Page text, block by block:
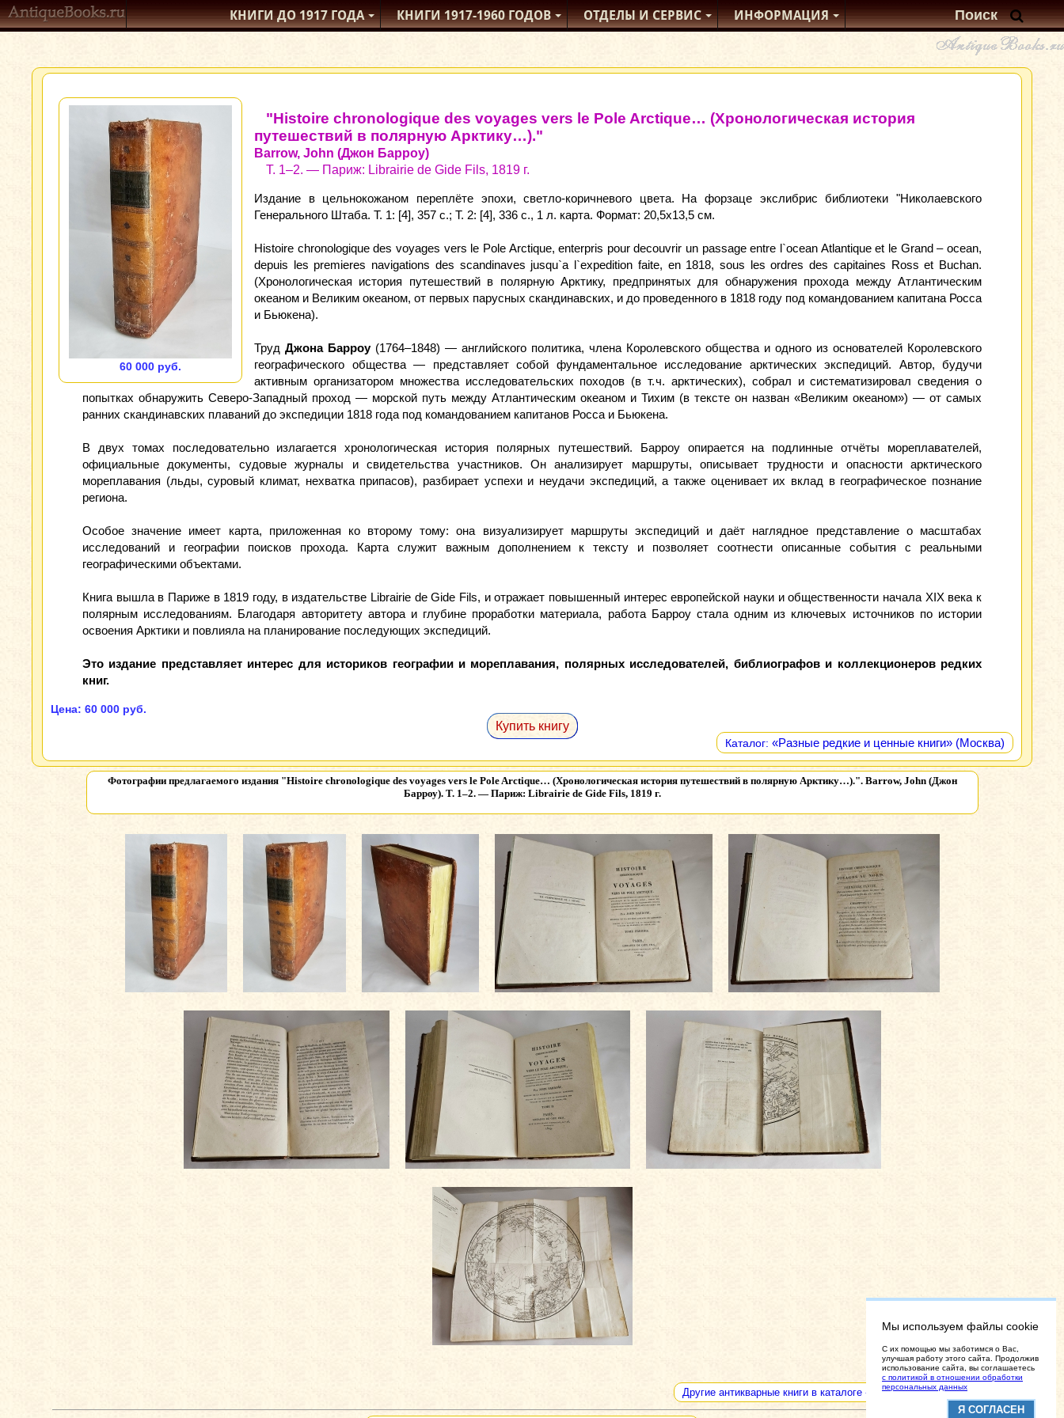
КНИГИ ДО 1917ГОДА КНИГИ1917-1960ГОДОВ ОТДЕЛЫИ СЕРВИС ИНФОРМАЦИЯ
60 000 руб.
"Histoire chronologique des voyages vers le Pole Arctique… (Хронологическая история
путешествий в полярную Арктику…)."
Barrow, John (Джон Барроу)
Т. 1–2. — Париж: Librairie de Gide Fils, 1819 г.
Издание в цельнокожаном переплёте эпохи, светло‑коричневого цвета. На форзаце экслибрис библиотеки "Николаевского
Генерального Штаба. Т. 1: [4], 357 с.; Т. 2: [4], 336 с., 1 л. карта. Формат: 20,5x13,5 см.
Histoire chronologique des voyages vers le Pole Arctique, enterpris pour decouvrir un passage entre l`ocean Atlantique et le Grand – ocean,
depuis les premieres navigations des scandinaves jusqu`a l`expedition faite, en 1818, sous les ordres des capitaines Ross et Buchan.
(Хронологическая история путешествий в полярную Арктику, предпринятых для обнаружения прохода между Атлантическим
океаном и Великим океаном, от первых парусных скандинавских, и до проведенного в 1818 году под командованием капитана Росса
и Бьюкена).
Труд Джона Барроу(1764–1848) — английского политика, члена Королевского общества и одного из основателей Королевского
географического общества — представляет собой фундаментальное исследование арктических экспедиций. Автор, будучи
активным организатором множества исследовательских походов (в т. ч. арктических), собрал и систематизировал сведения о
попытках обнаружить Северо‑Западный проход — морской путь между Атлантическим океаном и Тихим (в тексте он назван «Великим океаном») — от самых
ранних скандинавских плаваний до экспедиции 1818 года под командованием капитанов Росса и Бьюкена.
В двух томах последовательно излагается хронологическая история полярных путешествий. Барроу опирается на подлинные отчёты мореплавателей,
официальные документы, судовые журналы и свидетельства участников. Он анализирует маршруты, описывает трудности и опасности арктического
мореплавания (льды, суровый климат, нехватка припасов), разбирает успехи и неудачи экспедиций, а также оценивает их вклад в географическое познание
региона.
Особое значение имеет карта, приложенная ко второму тому: она визуализирует маршруты экспедиций и даёт наглядное представление о масштабах
исследований и географии поисков прохода. Карта служит важным дополнением к тексту и позволяет соотнести описанные события с реальными
географическими объектами.
Книга вышла в Париже в 1819 году, в издательстве Librairie de Gide Fils, и отражает повышенный интерес европейской науки и общественности начала XIX века к
полярным исследованиям. Благодаря авторитету автора и глубине проработки материала, работа Барроу стала одним из ключевых источников по истории
освоения Арктики и повлияла на планирование последующих экспедиций.
Это издание представляет интерес для историков географии и мореплавания, полярных исследователей, библиографов и коллекционеров редких
книг.
Цена: 60 000 руб.
Купить книгу
Каталог: «Разные редкие и ценные книги» (Москва)
Фотографии предлагаемого издания "Histoire chronologique des voyages vers le Pole Arctique… (Хронологическая история путешествий в полярную Арктику…).". Barrow, John (Джон
Барроу). Т. 1–2. — Париж: Librairie de Gide Fils, 1819 г.
Другие антикварные книги в каталоге «Разные редкие и ценные книги»
Мы используем файлы cookie
C их помощью мы заботимся о Вас,
улучшая работу этого сайта. Продолжив
использование сайта, вы соглашаетесь
с политикой в отношении обработки
персональных данных
Я СОГЛАСЕН